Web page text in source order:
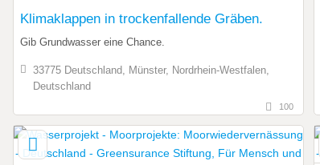
Klimaklappen in trockenfallende Gräben.
Gib Grundwasser eine Chance.
33775 Deutschland, Münster, Nordrhein-Westfalen,
Deutschland
100